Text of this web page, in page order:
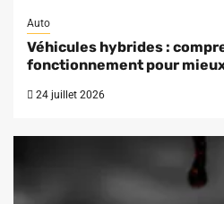
Auto
Véhicules hybrides :
fonctionnement pour
24 juillet 2026